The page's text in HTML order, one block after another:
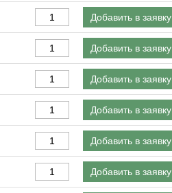
Добавить в заявку
Добавить в заявку
Добавить в заявку
Добавить в заявку
Добавить в заявку
Добавить в заявку